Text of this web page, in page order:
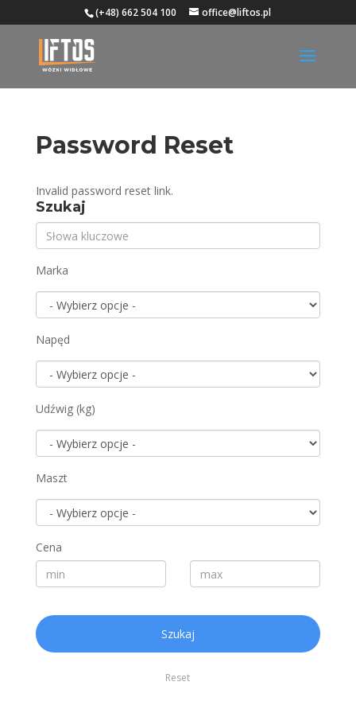
(+48) 662 504 100 office@liftos.pl
Password Reset
Invalid password reset link.
Szukaj
Marka
Napęd
Udźwig (kg)
Maszt
Cena
Szukaj
Reset